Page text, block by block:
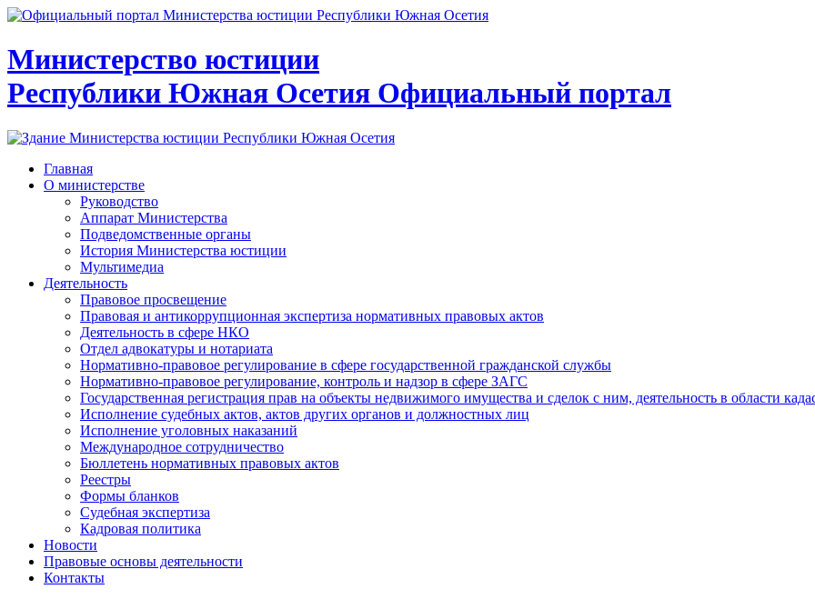
Министерство юстиции
Республики Южная Осетия Официальный портал
Главная
О министерстве
Руководство
Аппарат Министерства
Подведомственные органы
История Министерства юстиции
Мультимедиа
Деятельность
Правовое просвещение
Правовая и антикоррупционная экспертиза нормативных правовых актов
Деятельность в сфере НКО
Отдел адвокатуры и нотариата
Нормативно-правовое регулирование в сфере государственной гражданской службы
Нормативно-правовое регулирование, контроль и надзор в сфере ЗАГС
Государственная регистрация прав на объекты недвижимого имущества и сделок с ним, деятельность в области
Исполнение судебных актов, актов других органов и должностных лиц
Исполнение уголовных наказаний
Международное сотрудничество
Бюллетень нормативных правовых актов
Реестры
Формы бланков
Судебная экспертиза
Кадровая политика
Новости
Правовые основы деятельности
Контакты